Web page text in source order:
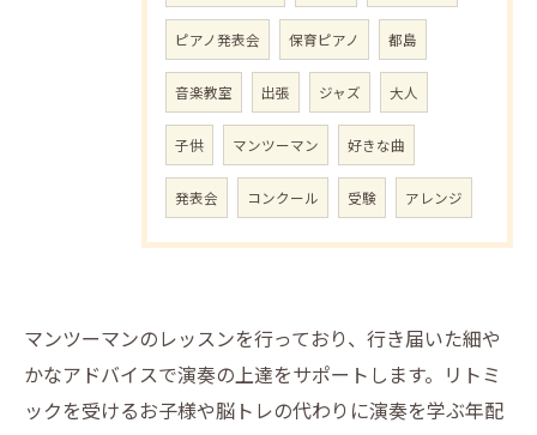
ピアノ発表会 保育ピアノ 都島
音楽教室 出張 ジャズ 大人
子供 マンツーマン 好きな曲
発表会 コンクール 受験 アレンジ
マンツーマンのレッスンを行っており、行き届いた細や
かなアドバイスで演奏の上達をサポートします。リトミ
ックを受けるお子様や脳トレの代わりに演奏を学ぶ年配